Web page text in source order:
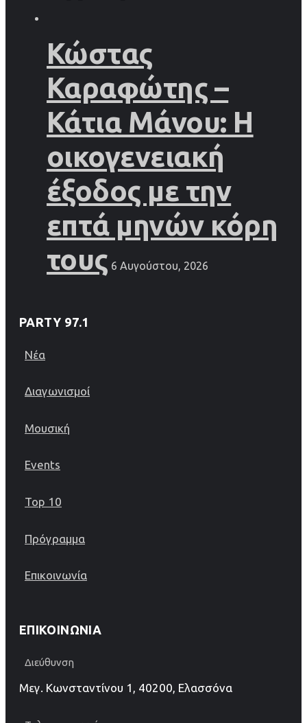
Κώστας
Καραφώτης –
Κάτια Μάνου: Η
οικογενειακή
έξοδος με την
επτά μηνών κόρη
τους 6 Αυγούστου, 2026
PARTY 97.1
Νέα
Διαγωνισμοί
Μουσική
Events
Top 10
Πρόγραμμα
Επικοινωνία
ΕΠΙΚΟΙΝΩΝΊΑ
Διεύθυνση
Μεγ. Κωνσταντίνου 1, 40200, Ελασσόνα